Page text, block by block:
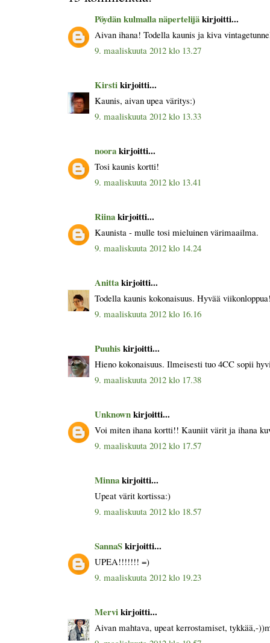
Pöydän kulmalla näpertelijäkirjoitti...
Aivan ihana! Todella kaunis ja kiva
9. maaliskuuta 2012 klo 13.27
Kirstikirjoitti...
Kaunis, aivan upea väritys:)
9. maaliskuuta 2012 klo 13.33
noorakirjoitti...
Tosi kaunis kortti!
9. maaliskuuta 2012 klo 13.41
Riinakirjoitti...
Kaunista - mulle tosi mieluinen värimaailma.
9. maaliskuuta 2012 klo 14.24
Anittakirjoitti...
Todella kaunis kokonaisuus. Hyvää
9. maaliskuuta 2012 klo 16.16
Puuhiskirjoitti...
Hieno kokonaisuus. Ilmeisesti tuo 4CC sopii
9. maaliskuuta 2012 klo 17.38
Unknownkirjoitti...
Voi miten ihana kortti!! Kauniit värit ja ihana
9. maaliskuuta 2012 klo 17.57
Minnakirjoitti...
Upeat värit kortissa:)
9. maaliskuuta 2012 klo 18.57
SannaSkirjoitti...
UPEA!!!!!!! =)
9. maaliskuuta 2012 klo 19.23
Mervikirjoitti...
Aivan mahtava, upeat kerrostamiset, tykkää,-